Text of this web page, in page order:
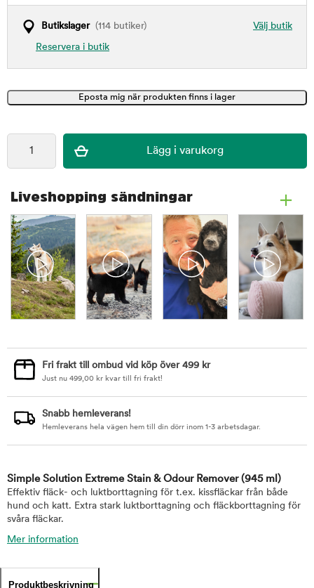
Välj butik
Butikslager(114 butiker)
Reservera i butik
Liveshopping sändningar
Fri frakt till ombud vid köp över 499 kr
Just nu 499,00 kr kvar till fri frakt!
Snabb hemleverans!
Hemleverans hela vägen hem till din dörr inom 1-3 arbetsdagar.
Simple Solution Extreme Stain & Odour Remover (945 ml)
Effektiv fläck- och luktborttagning för t.ex. kissfläckar från både
hund och katt. Extra stark luktborttagning och fläckborttagning för
svåra fläckar.
Mer information
Produktbeskrivning